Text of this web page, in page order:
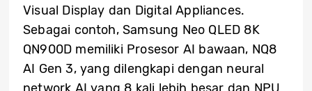
Visual Display dan Digital Appliances.
Sebagai contoh, Samsung Neo QLED 8K
QN900D memiliki Prosesor AI bawaan, NQ8
AI Gen 3, yang dilengkapi dengan neural